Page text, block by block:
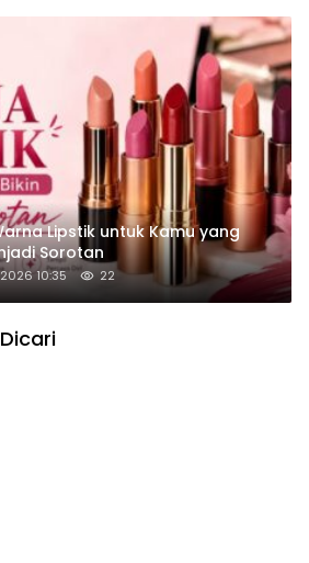
Lipstik untuk Kamu yang
Sorotan
10:35 22